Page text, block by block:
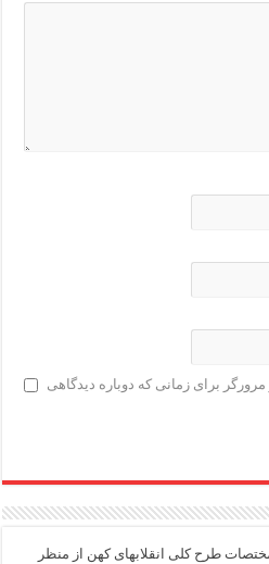
برای زمانی که دوباره دیدگاهی
طرح کلی انقلابهای کهن از منظر